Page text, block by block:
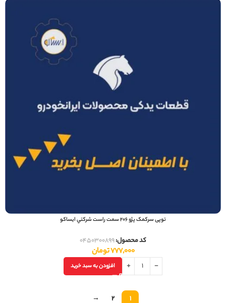
توپی سرکمک پژو 206 سمت راست شرکتي ایساکو
کد محصول:0450300899
777,000تومان
افزودن به سبد خرید
1
2
→